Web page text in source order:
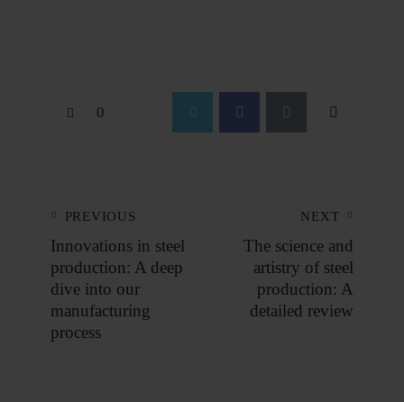
0
PREVIOUS
Innovations in steel
production: A deep
dive into our
manufacturing
process
NEXT
The science and
artistry of steel
production: A
detailed review